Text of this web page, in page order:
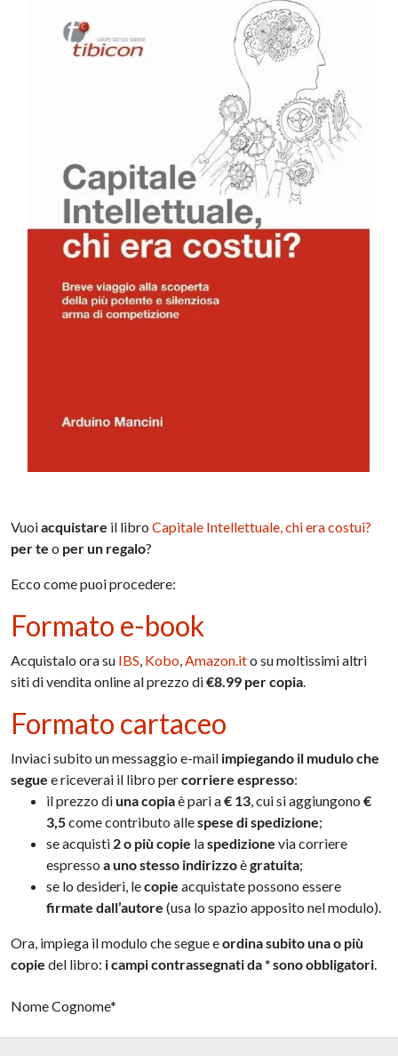
Vuoiacquistare il libroCapitale Intellettuale, chi era costui?
per te o perun regalo?
Ecco come puoi procedere:
Formato e-book
Acquistalo ora su IBS, Kobo,Amazon.ito su moltissimi altri
siti di vendita online al prezzo di€8.99 per copia.
Formato cartaceo
Inviaci subito un messaggio e-mail impiegando il mudulo che
segue e riceverai il libro percorriere espresso:
il prezzo diuna copiaè pari a€ 13, cui si aggiungono€
3,5come contributo allespese di spedizione;
se acquisti 2 o più copie laspedizionevia corriere
espresso a uno stesso indirizzoègratuita;
se lo desideri, lecopie acquistate possono essere
firmate dall’autore(usa lo spazio apposito nel modulo).
Ora, impiega il modulo che segue eordina subitouna o più
copie del libro: i campi contrassegnati da * sono obbligatori.
Nome Cognome*